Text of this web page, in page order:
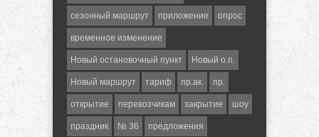
сезонный маршрут приложение опрос
временное изменение
Новый остановочный пункт Новый о.п.
Новый маршрут тариф пр.ак. пр.
открытие перевозчикам закрытие шоу
праздник № 36 предложения